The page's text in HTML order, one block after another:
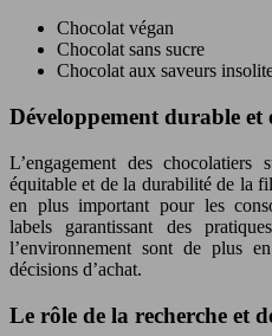
Chocolat végan
Chocolat sans sucre
Chocolat aux saveurs
Développement durable et
L’engagement des
équitable et de la durabilité de la
en plus important pour les
labels garantissant des
l’environnement sont de plus
décisions d’achat.
Le rôle de la recherche et